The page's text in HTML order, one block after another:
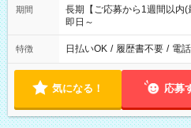
期間
長期【ご応募から1週間以内(
即日～
特徴 日払いOK / 履歴書不要 / 電
気になる！ 応募